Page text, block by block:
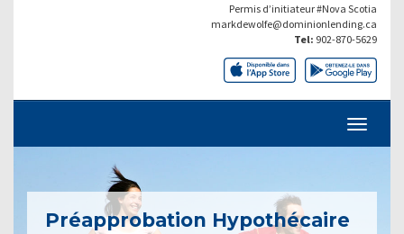
Permis d’initiateur #Nova Scotia
markdewolfe@dominionlending.ca
Tel: 902-870-5629
Préapprobation Hypothécaire